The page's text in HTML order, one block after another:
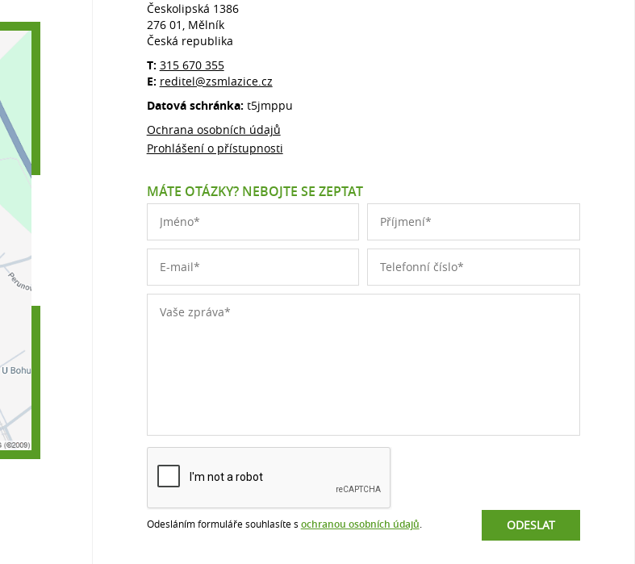
Českolipská 1386
276 01, Mělník
Česká republika
T: 315 670 355
E: reditel@zsmlazice.cz
Datová schránka: t5jmppu
Ochrana osobních údajů
Prohlášení o přístupnosti
MÁTE OTÁZKY? NEBOJTE SE ZEPTAT
Odesláním formuláře souhlasíte s ochranou osobních údajů